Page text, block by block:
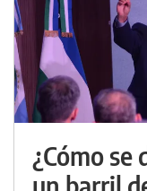
¿Cómo